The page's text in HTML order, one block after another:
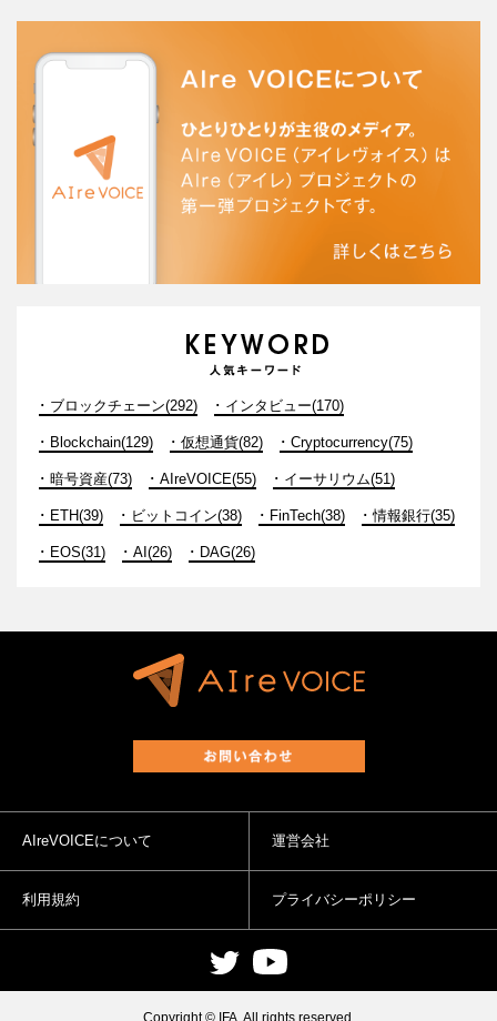
ブロックチェーン(292) インタビュー(170)
Blockchain(129) 仮想通貨(82) Cryptocurrency(75)
暗号資産(73) AIreVOICE(55) イーサリウム(51)
ETH(39) ビットコイン(38) FinTech(38) 情報銀行(35)
EOS(31) AI(26) DAG(26)
AIreVOICEについて 運営会社
利用規約 プライバシーポリシー